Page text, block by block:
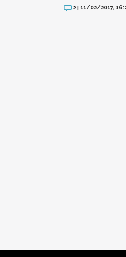
2 | 11/02/2017,